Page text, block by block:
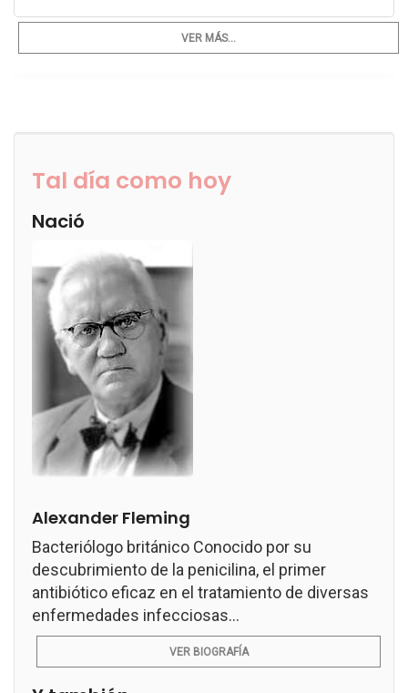
VER MÁS...
Tal día como hoy
Nació
Alexander Fleming
Bacteriólogo británico Conocido por su
descubrimiento de la penicilina, el primer
antibiótico eficaz en el tratamiento de diversas
enfermedades infecciosas...
VER BIOGRAFÍA